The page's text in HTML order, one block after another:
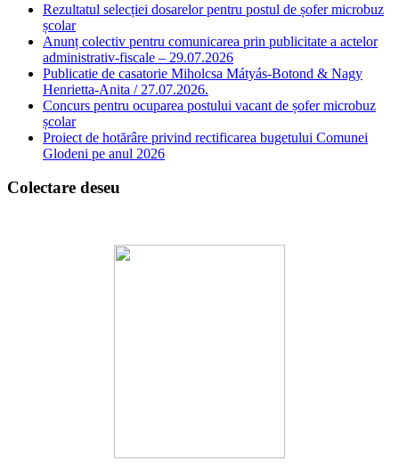
Rezultatul selecției dosarelor pentru postul de șofer microbuz
școlar
Anunț colectiv pentru comunicarea prin publicitate a actelor
administrativ-fiscale – 29.07.2026
Publicatie de casatorie Miholcsa Mátyás-Botond & Nagy
Henrietta-Anita / 27.07.2026.
Concurs pentru ocuparea postului vacant de șofer microbuz
școlar
Proiect de hotărâre privind rectificarea bugetului Comunei
Glodeni pe anul 2026
Colectare deseu